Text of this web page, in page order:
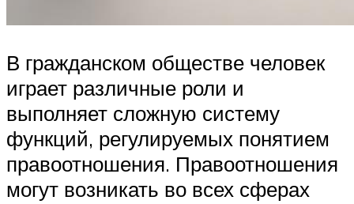
В гражданском обществе человек
играет различные роли и
выполняет сложную систему
функций, регулируемых понятием
правоотношения. Правоотношения
могут возникать во всех сферах